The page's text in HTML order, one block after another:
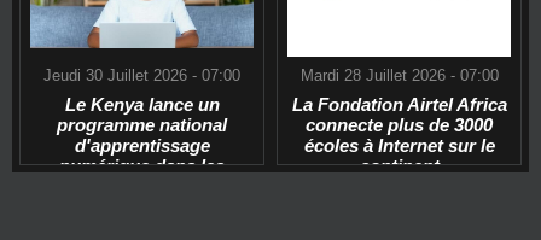
Jeudi 30 Juillet 2026 - 07:00
Le Kenya lance un
programme national
d'apprentissage
numérique dans les
Mardi 28 Juillet 2026 - 07:00
La Fondation Airtel Africa
connecte plus de 3000
écoles à Internet sur le
continent